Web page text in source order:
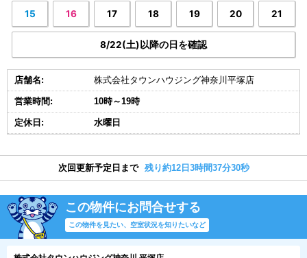
15 16 17 18 19 20 21
8/22(土)以降の日を確認
店舗名: 株式会社タウンハウジング神奈川平塚店
営業時間: 10時～19時
定休日: 水曜日
次回更新予定日まで 残り約12日3時間37分30秒
この物件にお問合せする
この物件を見たい、空室状況を知りたいなど